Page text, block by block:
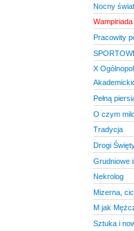
Nocny
Wampiriada
Pracowity
X
Pełną
O czym
Tradycja
Drogi Święty
Grudniowe
Nekrolog
Mizerna,
M jak
Sztuka i